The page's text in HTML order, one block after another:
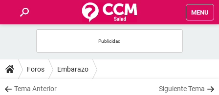
MENU
FOROS
SALUD
Foros Embarazo
Tema Anterior Siguiente Tema